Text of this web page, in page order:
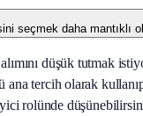
seçmek daha mantıklı
düşük tutmak
ana tercih olarak
rolünde